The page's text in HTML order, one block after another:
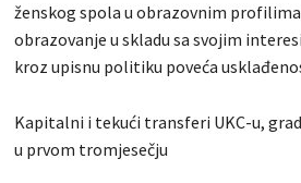
ženskog spola u obrazovnim
obrazovanje u skladu sa svojim
kroz upisnu politiku poveća
Kapitalni i tekući transferi UKC-u,
u prvom tromjesečju